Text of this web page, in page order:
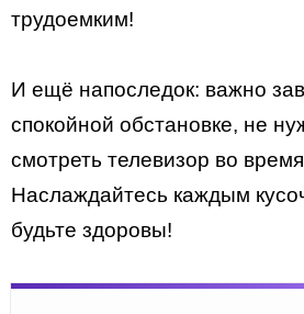
трудоемким!
И ещё напоследок: важно
спокойной обстановке, не
смотреть телевизор во
Наслаждайтесь каждым
будьте здоровы!